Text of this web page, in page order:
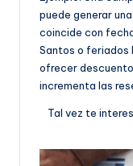
puede generar
coincide con
Santos o feriados
ofrecer
incrementa las
Tal vez te